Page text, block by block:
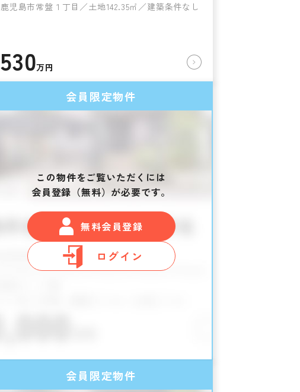
鹿児島市常盤１丁目／土地142.35㎡／建築条件なし
530万円
会員限定物件
この物件をご覧いただくには
会員登録（無料）が必要です。
無料会員登録
ログイン
会員限定物件